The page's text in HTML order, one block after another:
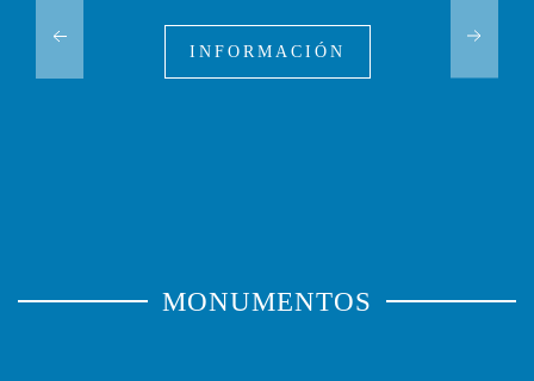
INFORMACIÓN
MONUMENTOS